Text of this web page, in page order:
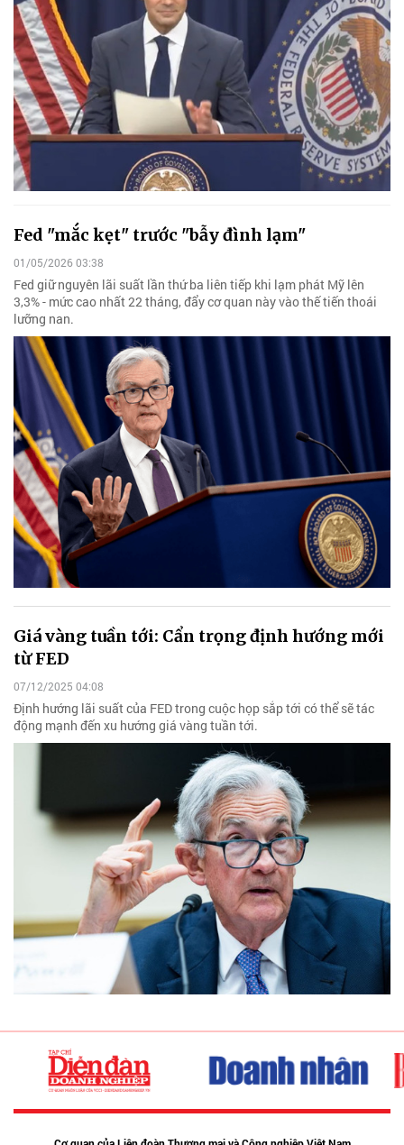
Fed "mắc kẹt" trước "bẫy đình lạm"
01/05/2026 03:38
Fed giữ nguyên lãi suất lần thứ ba liên tiếp khi lạm phát Mỹ lên
3,3% - mức cao nhất 22 tháng, đẩy cơ quan này vào thế tiến thoái
lưỡng nan.
Giá vàng tuần tới: Cẩn trọng định hướng mới
từ FED
07/12/2025 04:08
Định hướng lãi suất của FED trong cuộc họp sắp tới có thể sẽ tác
động mạnh đến xu hướng giá vàng tuần tới.